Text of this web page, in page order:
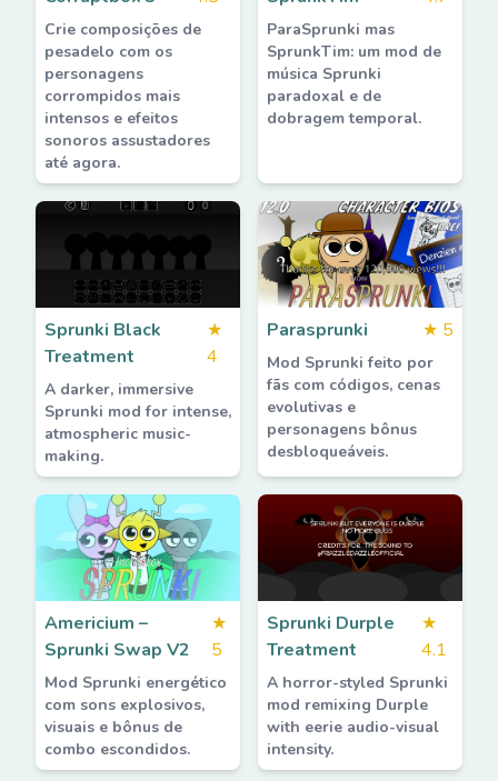
Crie composições de
pesadelo com os
personagens
corrompidos mais
intensos e efeitos
sonoros assustadores
até agora.
ParaSprunki mas
SprunkTim: um mod de
música Sprunki
paradoxal e de
dobragem temporal.
Sprunki Black
Treatment
★
4
A darker, immersive
Sprunki mod for intense,
atmospheric music-
making.
Parasprunki ★ 5
Mod Sprunki feito por
fãs com códigos, cenas
evolutivas e
personagens bônus
desbloqueáveis.
Americium –
Sprunki Swap V2
★
5
Mod Sprunki energético
com sons explosivos,
visuais e bônus de
combo escondidos.
Sprunki Durple
Treatment
★
4.1
A horror-styled Sprunki
mod remixing Durple
with eerie audio-visual
intensity.